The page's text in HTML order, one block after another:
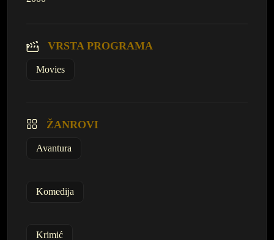
VRSTA PROGRAMA
Movies
ŽANROVI
Avantura
Komedija
Krimić